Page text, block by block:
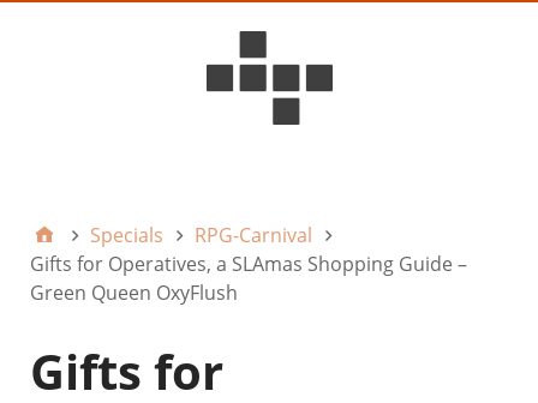
Specials
RPG-Carnival
Gifts for Operatives, a SLAmas Shopping Guide –
Green Queen OxyFlush
Gifts for